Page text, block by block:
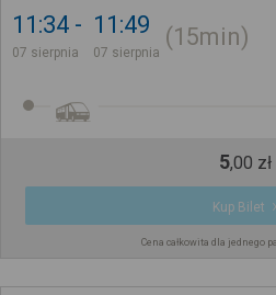
11:34
07 sierpnia
11:49
07 sierpnia
15min
5,00 zł
Kup Bilet
Cena całkowita dla jednego